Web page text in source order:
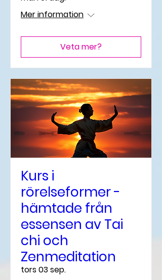
Mer information
Veta mer?
Kurs i
rörelseformer -
hämtade från
essensen av Tai
chi och
Zenmeditation
tors 03 sep.